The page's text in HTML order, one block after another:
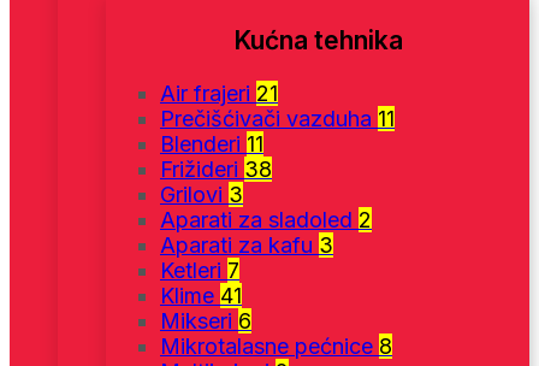
Kućna tehnika
Air frajeri 21
Prečišćivači vazduha 11
Blenderi 11
Frižideri 38
Grilovi 3
Aparati za sladoled 2
Aparati za kafu 3
Ketleri 7
Klime 41
Mikseri 6
Mikrotalasne pećnice 8